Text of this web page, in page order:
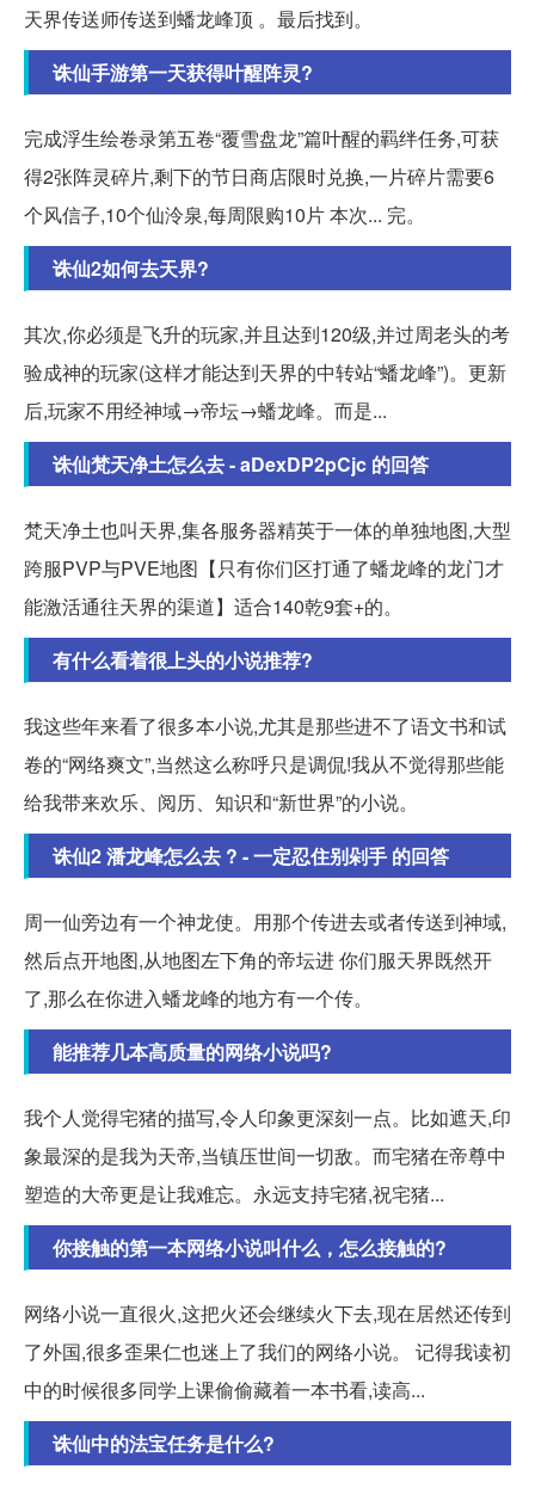
天界传送师传送到蟠龙峰顶 。最后找到。
诛仙手游第一天获得叶醒阵灵?
完成浮生绘卷录第五卷“覆雪盘龙”篇叶醒的羁绊任务,可获
得2张阵灵碎片,剩下的节日商店限时兑换,一片碎片需要6
个风信子,10个仙泠泉,每周限购10片 本次... 完。
诛仙2如何去天界?
其次,你必须是飞升的玩家,并且达到120级,并过周老头的考
验成神的玩家(这样才能达到天界的中转站“蟠龙峰”)。更新
后,玩家不用经神域→帝坛→蟠龙峰。而是...
诛仙梵天净土怎么去 - aDexDP2pCjc 的回答
梵天净土也叫天界,集各服务器精英于一体的单独地图,大型
跨服PVP与PVE地图【只有你们区打通了蟠龙峰的龙门才
能激活通往天界的渠道】适合140乾9套+的。
有什么看着很上头的小说推荐?
我这些年来看了很多本小说,尤其是那些进不了语文书和试
卷的“网络爽文”,当然这么称呼只是调侃!我从不觉得那些能
给我带来欢乐、阅历、知识和“新世界”的小说。
诛仙2 潘龙峰怎么去 ? - 一定忍住别剁手 的回答
周一仙旁边有一个神龙使。用那个传进去或者传送到神域,
然后点开地图,从地图左下角的帝坛进 你们服天界既然开
了,那么在你进入蟠龙峰的地方有一个传。
能推荐几本高质量的网络小说吗?
我个人觉得宅猪的描写,令人印象更深刻一点。比如遮天,印
象最深的是我为天帝,当镇压世间一切敌。而宅猪在帝尊中
塑造的大帝更是让我难忘。永远支持宅猪,祝宅猪...
你接触的第一本网络小说叫什么，怎么接触的?
网络小说一直很火,这把火还会继续火下去,现在居然还传到
了外国,很多歪果仁也迷上了我们的网络小说。 记得我读初
中的时候很多同学上课偷偷藏着一本书看,读高...
诛仙中的法宝任务是什么?